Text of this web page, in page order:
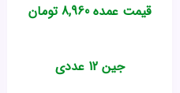
قیمت عمده8,960 تومان
جین 12 عددی